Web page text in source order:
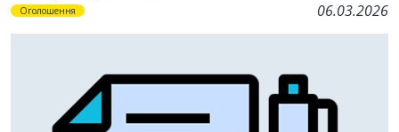
Оголошення 06.03.2026